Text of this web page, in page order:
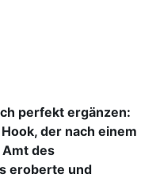
perfekt ergänzen:
der nach einem
des
eroberte und